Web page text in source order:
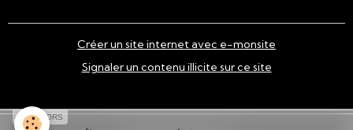
Créer un site internet avec e-monsite
Signaler un contenu illicite sur ce site
SPONSORS